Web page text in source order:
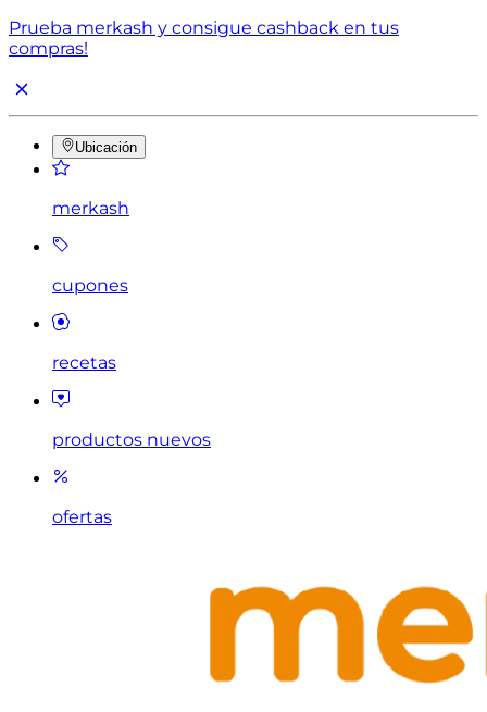
Prueba merkash y consigue cashback en tus
compras!
Ubicación
merkash
cupones
recetas
productos nuevos
ofertas